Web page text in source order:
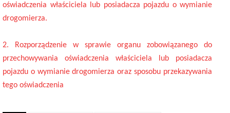
oświadczenia właściciela lub posiadacza pojazdu o wymianie
drogomierza.
2. Rozporządzenie w sprawie organu zobowiązanego do
przechowywania oświadczenia właściciela lub posiadacza
pojazdu o wymianie drogomierza oraz sposobu przekazywania
tego oświadczenia